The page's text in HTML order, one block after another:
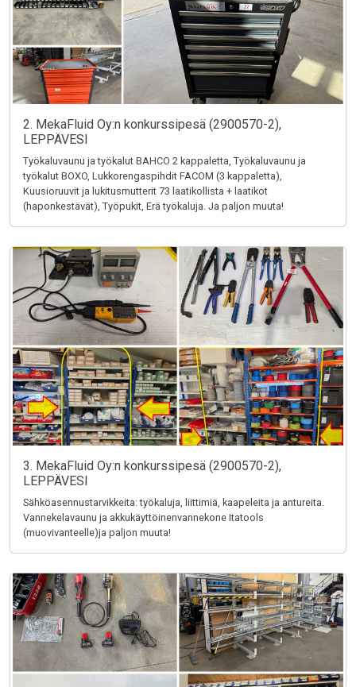
2. MekaFluid Oy:n konkurssipesä (2900570-2),
LEPPÄVESI
Työkaluvaunu ja työkalut BAHCO 2 kappaletta, Työkaluvaunu ja
työkalut BOXO, Lukkorengaspihdit FACOM (3 kappaletta),
Kuusioruuvit ja lukitusmutterit 73 laatikollista + laatikot
(haponkestävät), Työpukit, Erä työkaluja. Ja paljon muuta!
3. MekaFluid Oy:n konkurssipesä (2900570-2),
LEPPÄVESI
Sähköasennustarvikkeita: työkaluja, liittimiä, kaapeleita ja antureita.
Vannekelavaunu ja akkukäyttöinenvannekone Itatools
(muovivanteelle)ja paljon muuta!